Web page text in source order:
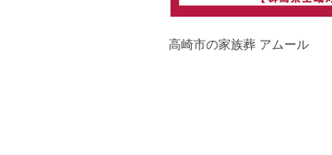
高崎市の家族葬 アムール